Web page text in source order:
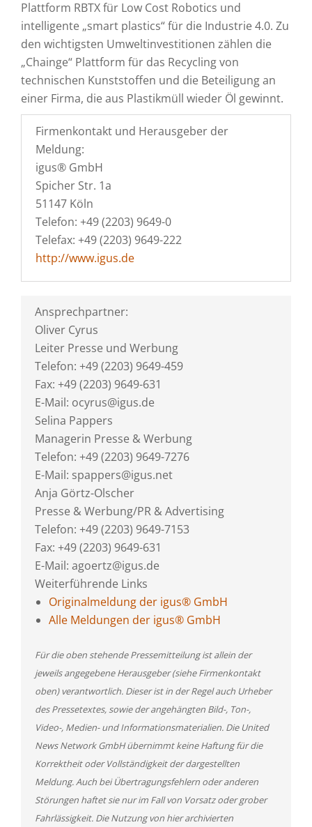
Plattform RBTX für Low Cost Robotics und
intelligente „smart plastics“ für die Industrie 4.0. Zu
den wichtigsten Umweltinvestitionen zählen die
„Chainge“ Plattform für das Recycling von
technischen Kunststoffen und die Beteiligung an
einer Firma, die aus Plastikmüll wieder Öl gewinnt.
Firmenkontakt und Herausgeber der
Meldung:
igus® GmbH
Spicher Str. 1a
51147 Köln
Telefon: +49 (2203) 9649-0
Telefax: +49 (2203) 9649-222
http://www.igus.de
Ansprechpartner:
Oliver Cyrus
Leiter Presse und Werbung
Telefon: +49 (2203) 9649-459
Fax: +49 (2203) 9649-631
E-Mail: ocyrus@igus.de
Selina Pappers
Managerin Presse & Werbung
Telefon: +49 (2203) 9649-7276
E-Mail: spappers@igus.net
Anja Görtz-Olscher
Presse & Werbung/PR & Advertising
Telefon: +49 (2203) 9649-7153
Fax: +49 (2203) 9649-631
E-Mail: agoertz@igus.de
Weiterführende Links
Originalmeldung der igus® GmbH
Alle Meldungen der igus® GmbH
Für die oben stehende Pressemitteilung ist allein der
jeweils angegebene Herausgeber (siehe Firmenkontakt
oben) verantwortlich. Dieser ist in der Regel auch Urheber
des Pressetextes, sowie der angehängten Bild-, Ton-,
Video-, Medien- und Informationsmaterialien. Die United
News Network GmbH übernimmt keine Haftung für die
Korrektheit oder Vollständigkeit der dargestellten
Meldung. Auch bei Übertragungsfehlern oder anderen
Störungen haftet sie nur im Fall von Vorsatz oder grober
Fahrlässigkeit. Die Nutzung von hier archivierten